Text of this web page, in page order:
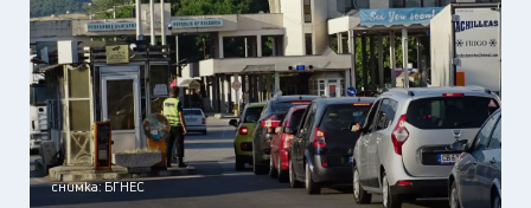
снимка: БГНЕС